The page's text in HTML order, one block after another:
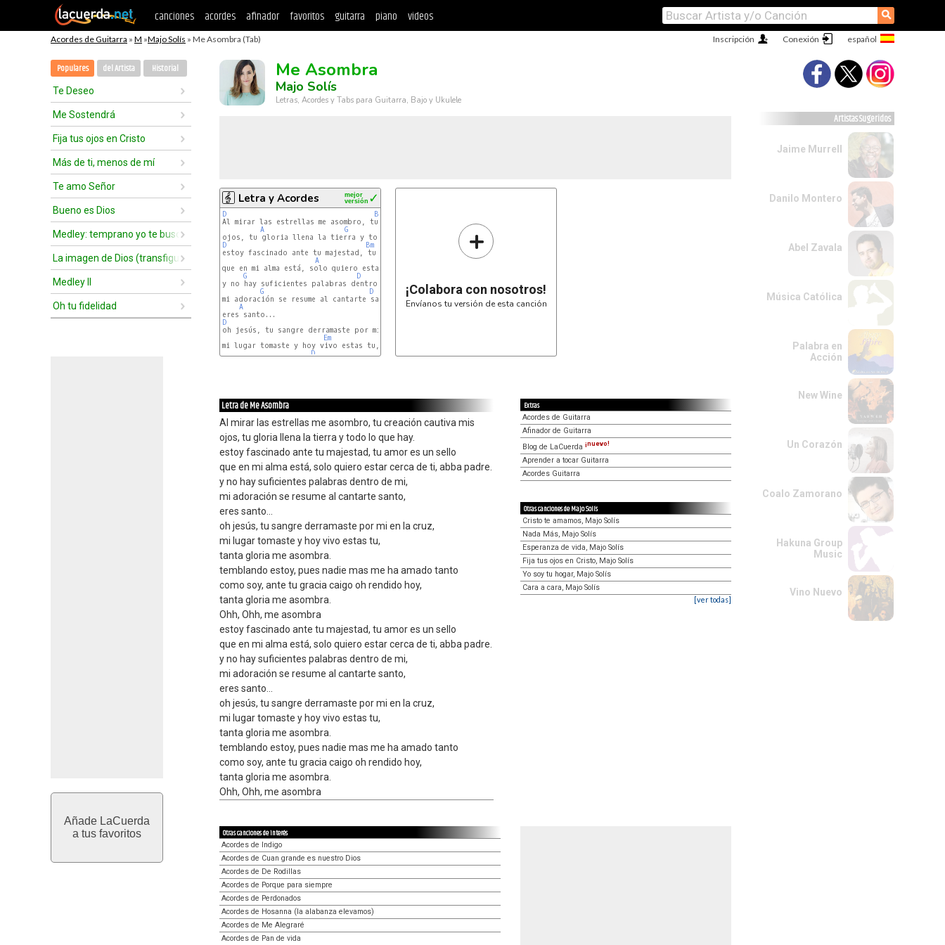
canciones acordes afinador favoritos guitarra piano videos ⚲
Acordes de Guitarra » M »Majo Solís » Me Asombra (Tab) Conexión
Inscripción
Populares del Artista Historial
Te Deseo
Me Sostendrá
Fija tus ojos en Cristo
Más de ti, menos de mí
Te amo Señor
Bueno es Dios
Medley: temprano yo te buscaré
La imagen de Dios (transfiguration)
Medley II
Oh tu fidelidad
Añade LaCuerda
a tus favoritos
Me Asombra
Majo Solís
Letras, Acordes y Tabs para Guitarra, Bajo y Ukulele
Letra y Acordes ✓
mejor
versión
D
Bm
Al mirar las estrellas me asombro, tu creación cautiva mis
A
G
D
Bm
estoy fascinado ante tu majestad, tu amor es un sello
A
D
que en mi alma está, solo quiero estar cerca de ti, abba padre.
G
D
y no hay suficientes palabras dentro de mi,
G
D
mi adoración se resume al cantarte santo,
A
D
oh jesús, tu sangre derramaste por mi en la cruz,
Em
mi lugar tomaste y hoy vivo estas tu,
D
+
¡Colabora con nosotros!
Envíanos tu versión de esta canción
Letra de Me Asombra
Al mirar las estrellas me asombro, tu creación cautiva mis
ojos, tu gloria llena la tierra y todo lo que hay.
estoy fascinado ante tu majestad, tu amor es un sello
que en mi alma está, solo quiero estar cerca de ti, abba padre.
y no hay suficientes palabras dentro de mi,
mi adoración se resume al cantarte santo,
eres santo...
oh jesús, tu sangre derramaste por mi en la cruz,
mi lugar tomaste y hoy vivo estas tu,
tanta gloria me asombra.
temblando estoy, pues nadie mas me ha amado tanto
como soy, ante tu gracia caigo oh rendido hoy,
tanta gloria me asombra.
Ohh, Ohh, me asombra
estoy fascinado ante tu majestad, tu amor es un sello
que en mi alma está, solo quiero estar cerca de ti, abba padre.
y no hay suficientes palabras dentro de mi,
mi adoración se resume al cantarte santo,
eres santo...
oh jesús, tu sangre derramaste por mi en la cruz,
mi lugar tomaste y hoy vivo estas tu,
tanta gloria me asombra.
temblando estoy, pues nadie mas me ha amado tanto
como soy, ante tu gracia caigo oh rendido hoy,
tanta gloria me asombra.
Ohh, Ohh, me asombra
Extras
Acordes de Guitarra
Afinador de Guitarra
Blog de LaCuerda ¡nuevo!
Aprender a tocar Guitarra
Acordes Guitarra
Otras canciones de Majo Solís
Cristo te amamos, Majo Solís
Nada Más, Majo Solís
Esperanza de vida, Majo Solís
Fija tus ojos en Cristo, Majo Solís
Yo soy tu hogar, Majo Solís
Cara a cara, Majo Solís
[ver todas]
Otras canciones de interés
Acordes de Indigo
Acordes de Cuan grande es nuestro Dios
Acordes de De Rodillas
Acordes de Porque para siempre
Acordes de Perdonados
Acordes de Hosanna (la alabanza elevamos)
Acordes de Me Alegraré
Acordes de Pan de vida
Artistas Sugeridos
Jaime Murrell
Danilo Montero
Abel Zavala
Música Católica
Palabra en
Acción
New Wine
Un Corazón
Coalo Zamorano
Hakuna Group
Music
Vino Nuevo